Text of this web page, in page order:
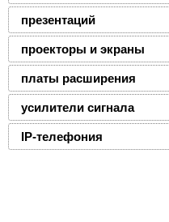
презентаций
проекторы и экраны
платы расширения
усилители сигнала
IP-телефония